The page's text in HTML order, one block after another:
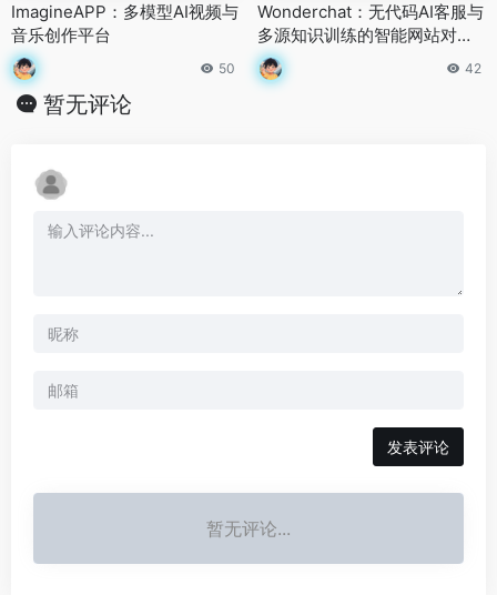
ImagineAPP：多模型AI视频与
音乐创作平台
50
Wonderchat：无代码AI客服与
多源知识训练的智能网站对话
系统
42
暂无评论
发表评论
暂无评论...